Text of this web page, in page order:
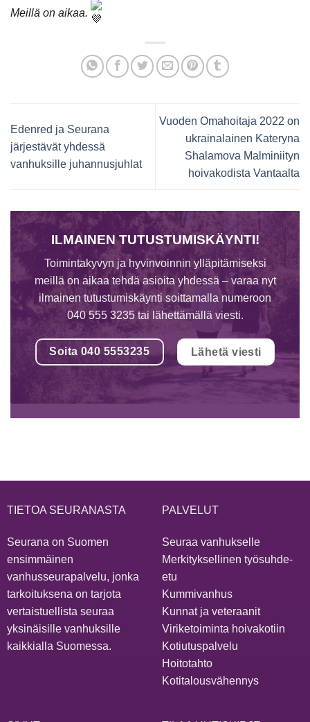
Meillä on aikaa.
Edenred ja Seurana
järjestävät yhdessä
vanhuksille juhannusjuhlat
Vuoden Omahoitaja 2022 on
ukrainalainen Kateryna
Shalamova Malminiityn
hoivakodista Vantaalta
ILMAINEN TUTUSTUMISKÄYNTI!
Toimintakyvyn ja hyvinvoinnin ylläpitämiseksi
meillä on aikaa tehdä asioita yhdessä – varaa nyt
ilmainen tutustumiskäynti soittamalla numeroon
040 555 3235 tai lähettämällä viesti.
Soita 040 5553235 Lähetä viesti
TIETOA SEURANASTA
Seurana on Suomen
ensimmäinen
vanhusseurapalvelu, jonka
tarkoituksena on tarjota
vertaistuellista seuraa
yksinäisille vanhuksille
kaikkialla Suomessa.
PALVELUT
Seuraa vanhukselle
Merkityksellinen työsuhde-
etu
Kummivanhus
Kunnat ja veteraanit
Viriketoiminta hoivakotiin
Kotiutuspalvelu
Hoitotahto
Kotitalousvähennys